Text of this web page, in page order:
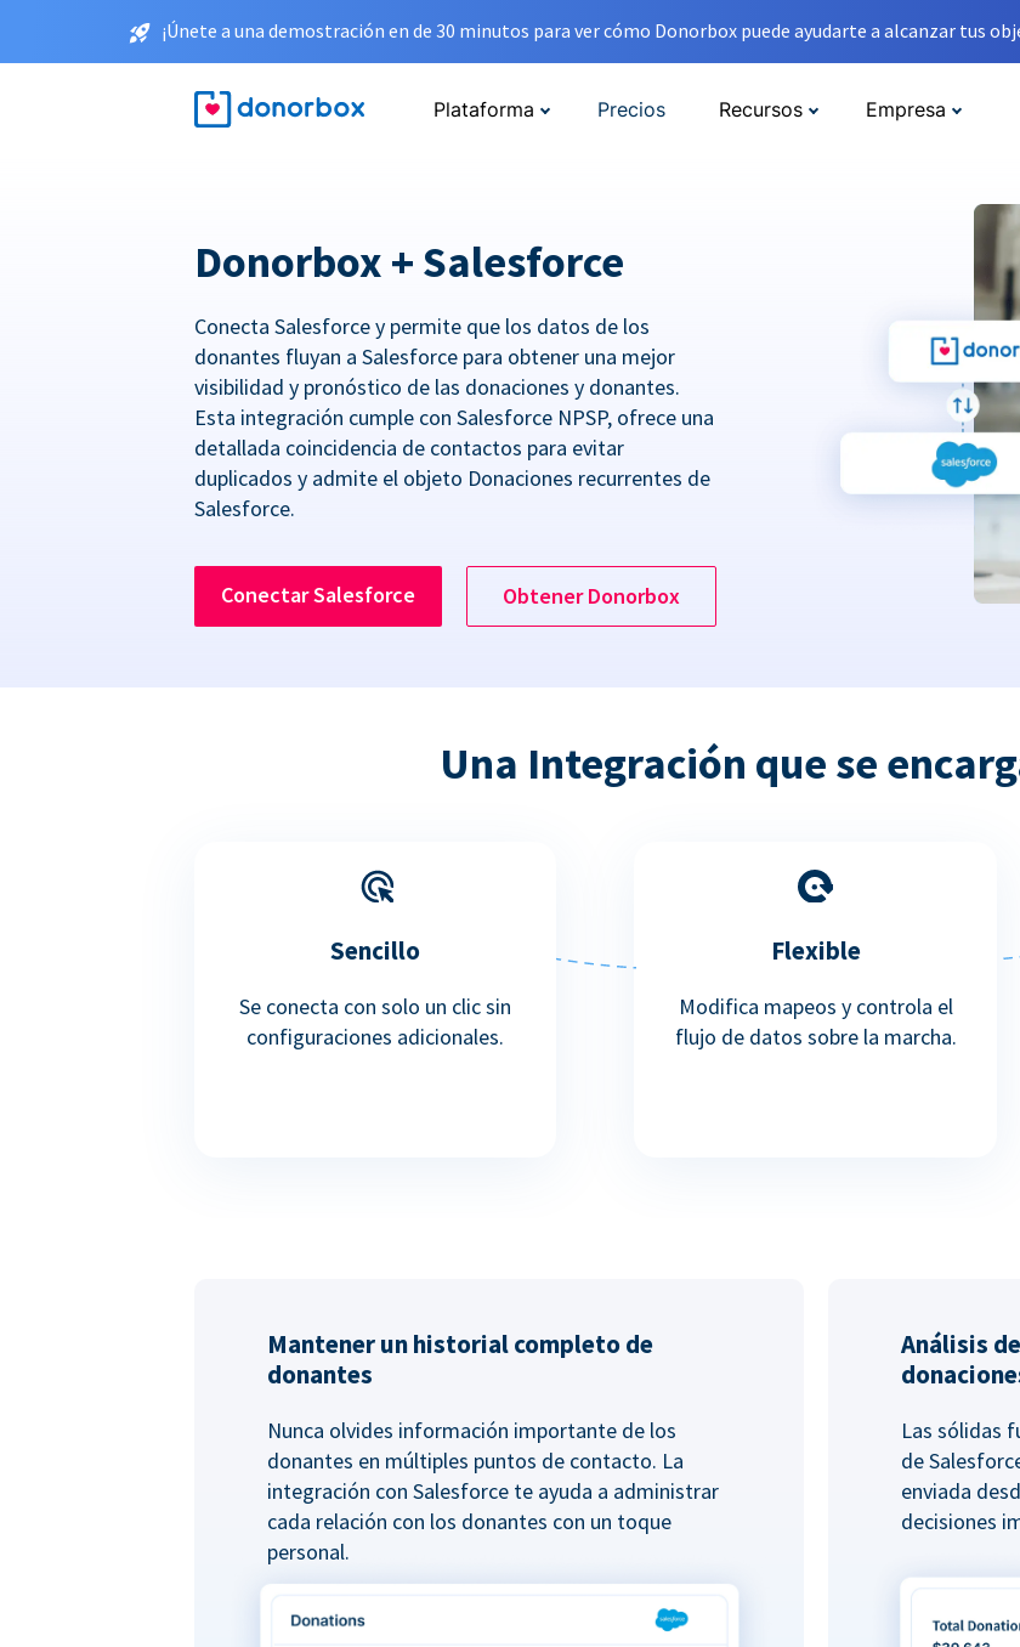
¡Únete a una demostración en de 30 minutos para ver cómo Donorbox puede ayudarte a alcanzar tus
Plataforma Precios Recursos Empresa
Donorbox + Salesforce
Conecta Salesforce y permite que los datos de los
donantes fluyan a Salesforce para obtener una mejor
visibilidad y pronóstico de las donaciones y donantes.
Esta integración cumple con Salesforce NPSP, ofrece una
detallada coincidencia de contactos para evitar
duplicados y admite el objeto Donaciones recurrentes de
Salesforce.
Conectar Salesforce Obtener Donorbox
Una Integración que se
Sencillo
Se conecta con solo un clic sin
configuraciones adicionales.
Flexible
Modifica mapeos y controla el
flujo de datos sobre la marcha.
Mantener un historial completo de
donantes
Nunca olvides información importante de los
donantes en múltiples puntos de contacto. La
integración con Salesforce te ayuda a administrar
cada relación con los donantes con un toque
personal.
Análisis
Las sólidas
de
enviada
decisiones